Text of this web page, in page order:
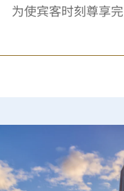
为使宾客时刻尊享